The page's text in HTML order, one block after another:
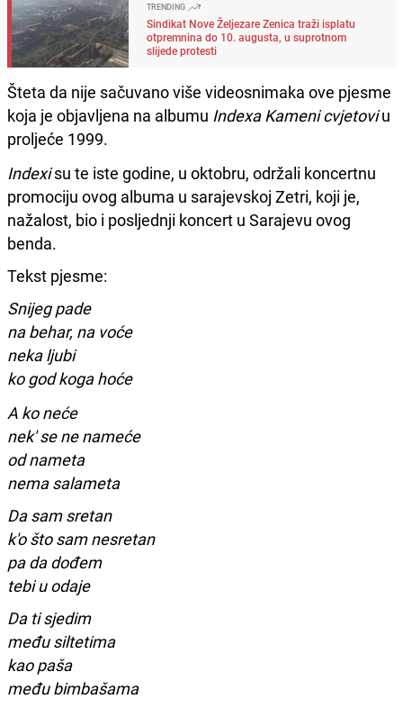
TRENDING
Sindikat Nove Željezare Zenica traži isplatu
otpremnina do 10. augusta, u suprotnom
slijede protesti
Šteta da nije sačuvano više videosnimaka ove pjesme
koja je objavljena na albumu Indexa Kameni cvjetoviu
proljeće 1999.
Indexisu te iste godine, u oktobru, održali koncertnu
promociju ovog albuma u sarajevskoj Zetri, koji je,
nažalost, bio i posljednji koncert u Sarajevu ovog
benda.
Tekst pjesme:
Snijeg pade
na behar, na voće
neka ljubi
ko god koga hoće
A ko neće
nek' se ne nameće
od nameta
nema salameta
Da sam sretan
k'o što sam nesretan
pa da dođem
tebi u odaje
Da ti sjedim
među siltetima
kao paša
među bimbašama